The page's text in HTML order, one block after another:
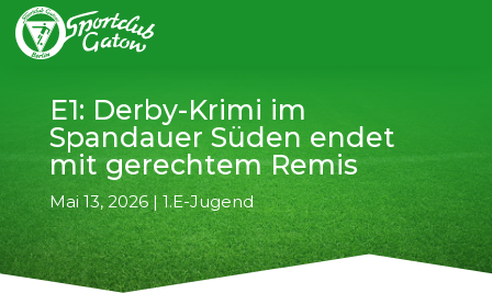
E1: Derby-Krimi im
Spandauer Süden endet
mit gerechtem Remis
Mai 13, 2026|1.E-Jugend